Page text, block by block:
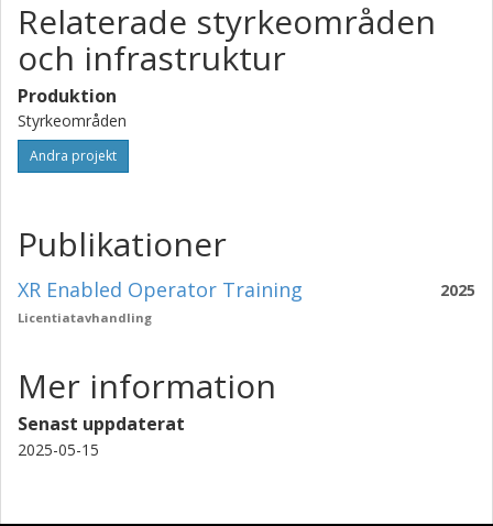
Relaterade styrkeområden
och infrastruktur
Produktion
Styrkeområden
Andra projekt
Publikationer
2025
XR Enabled Operator Training
Licentiatavhandling
Mer information
Senast uppdaterat
2025-05-15